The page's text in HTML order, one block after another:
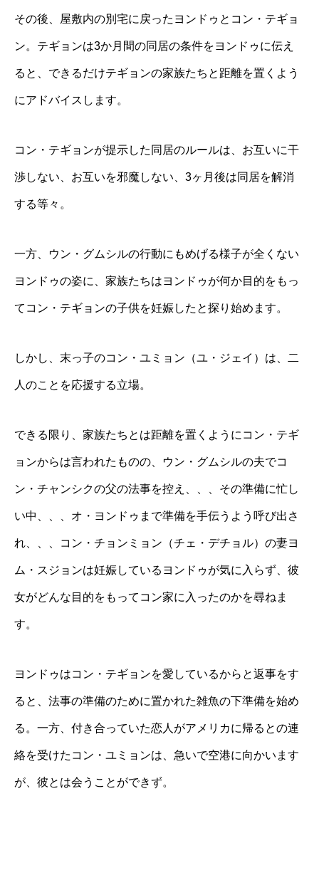
その後、屋敷内の別宅に戻ったヨンドゥとコン・テギョ
ン。テギョンは3か月間の同居の条件をヨンドゥに伝え
ると、できるだけテギョンの家族たちと距離を置くよう
にアドバイスします。
コン・テギョンが提示した同居のルールは、お互いに干
渉しない、お互いを邪魔しない、3ヶ月後は同居を解消
する等々。
一方、ウン・グムシルの行動にもめげる様子が全くない
ヨンドゥの姿に、家族たちはヨンドゥが何か目的をもっ
てコン・テギョンの子供を妊娠したと探り始めます。
しかし、末っ子のコン・ユミョン（ユ・ジェイ）は、二
人のことを応援する立場。
できる限り、家族たちとは距離を置くようにコン・テギ
ョンからは言われたものの、ウン・グムシルの夫でコ
ン・チャンシクの父の法事を控え、、、その準備に忙し
い中、、、オ・ヨンドゥまで準備を手伝うよう呼び出さ
れ、、、コン・チョンミョン（チェ・デチョル）の妻ヨ
ム・スジョンは妊娠しているヨンドゥが気に入らず、彼
女がどんな目的をもってコン家に入ったのかを尋ねま
す。
ヨンドゥはコン・テギョンを愛しているからと返事をす
ると、法事の準備のために置かれた雑魚の下準備を始め
る。一方、付き合っていた恋人がアメリカに帰るとの連
絡を受けたコン・ユミョンは、急いで空港に向かいます
が、彼とは会うことができず。